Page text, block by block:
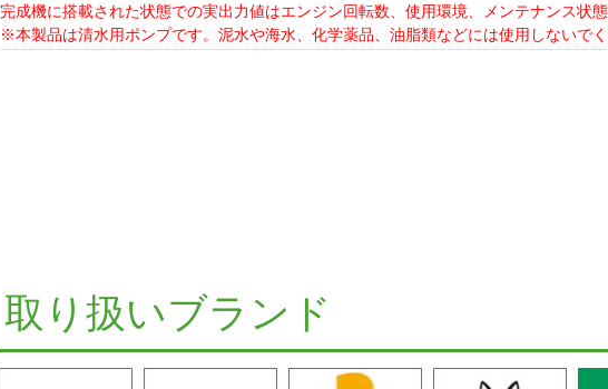
完成機に搭載された状態での実出力値はエンジン回転数、使用環境、メンテナンス状
※本製品は清水用ポンプです。泥水や海水、化学薬品、油脂類などには使用しないでく
取り扱いブランド